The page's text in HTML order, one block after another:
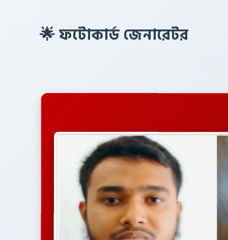
🌟 ফটোকার্ড জেনারেটর